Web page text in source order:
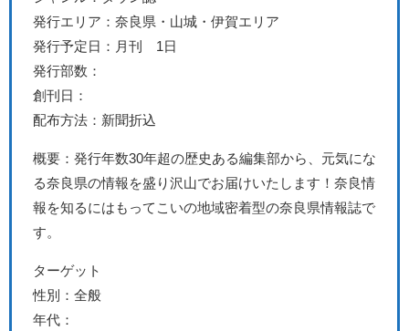
発行エリア：奈良県・山城・ 伊賀エリア
発行予定日：月刊 1日
発行部数：
創刊日：
配布方法：新聞折込
概要：発行年数30年超の歴史ある編集部から、元気にな
る奈良県の情報を盛り沢山でお届けいたします！奈良情
報を知るにはもってこいの地域密着型の奈良県情報誌で
す。
ターゲット
性別：全般
年代：